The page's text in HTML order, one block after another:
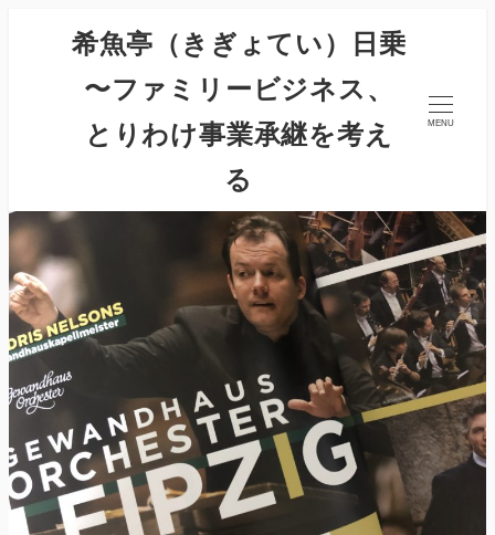
希魚亭（きぎょてい）日乗
〜ファミリービジネス、
とりわけ事業承継を考え
る
MENU